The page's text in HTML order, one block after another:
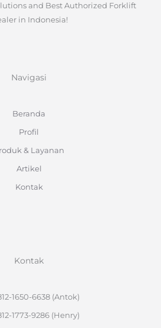
and Best Authorized Forklift
in Indonesia!
Navigasi
Beranda
Profil
& Layanan
Artikel
Kontak
Kontak
1650-6638 (Antok)
1773-9286 (Henry)